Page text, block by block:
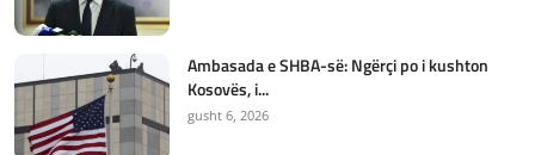
Ambasada e SHBA-së: Ngërçi po i kushton
Kosovës, i...
gusht 6, 2026